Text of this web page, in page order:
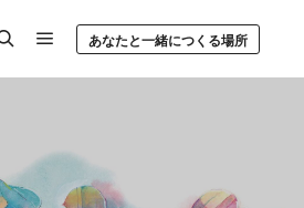
あなたと一緒につくる場所